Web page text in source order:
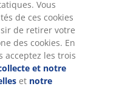
Vous
de ces cookies
de retirer votre
des cookies. En
acceptez les trois
et notre
et notre